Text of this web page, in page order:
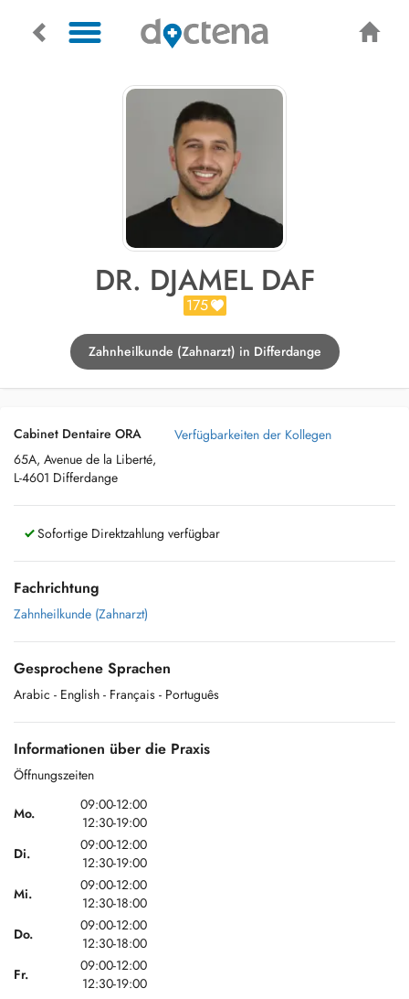
DR. DJAMEL DAF
175
Zahnheilkunde (Zahnarzt) in Differdange
Cabinet Dentaire ORA
65A, Avenue de la Liberté,
L-4601 Differdange
Verfügbarkeiten der Kollegen
Sofortige Direktzahlung verfügbar
Fachrichtung
Zahnheilkunde (Zahnarzt)
Gesprochene Sprachen
Arabic - English - Français - Português
Informationen über die Praxis
Öffnungszeiten
Mo.
09:00-12:00
12:30-19:00
Di.
09:00-12:00
12:30-19:00
Mi.
09:00-12:00
12:30-18:00
Do.
09:00-12:00
12:30-18:00
Fr.
09:00-12:00
12:30-19:00